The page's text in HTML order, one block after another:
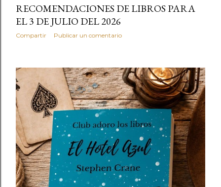
RECOMENDACIONES DE LIBROS PARA
EL 3 DE JULIO DEL 2026
Compartir Publicar un comentario